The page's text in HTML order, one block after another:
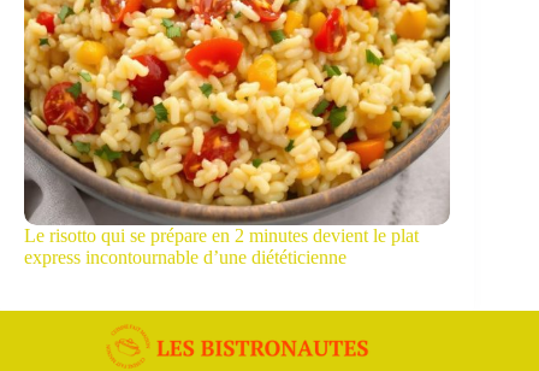
Le risotto qui se prépare en 2 minutes devient le plat
express incontournable d’une diététicienne